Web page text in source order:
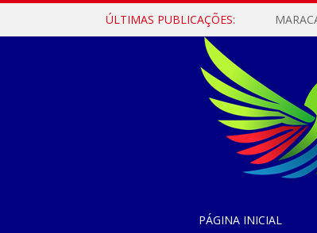
ÚLTIMAS PUBLICAÇÕES:
PÁGINA INICIAL